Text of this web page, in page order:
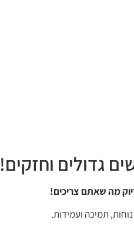
גדולים וחזקים!